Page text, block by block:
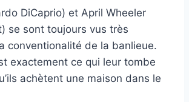
DiCaprio) et April Wheeler
se sont toujours vus très
conventionalité de la banlieue.
exactement ce qui leur tombe
achètent une maison dans le